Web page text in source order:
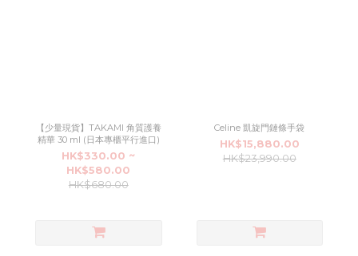
【少量現貨】TAKAMI 角質護養
精華 30 ml (日本專櫃平行進口)
HK$330.00 ~
HK$580.00
HK$680.00
Celine 凱旋門鏈條手袋
HK$15,880.00
HK$23,990.00